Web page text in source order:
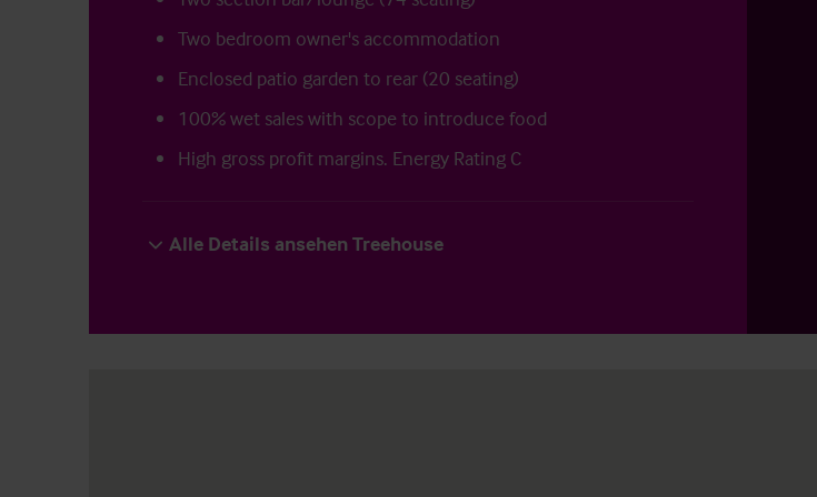
Two bedroom owner's accommodation
Enclosed patio garden to rear (20 seating)
100% wet sales with scope to introduce food
High gross profit margins. Energy Rating C
Alle Details ansehen Treehouse